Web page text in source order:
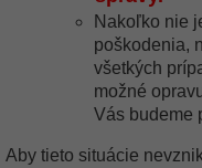
Nakoľko nie
poškodenia,
všetkých
možné
Vás budeme
Aby tieto situácie